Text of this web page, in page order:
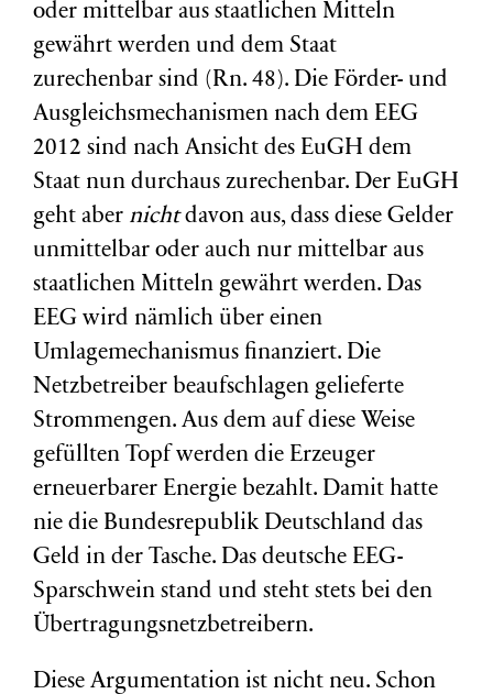
oder mittelbar aus staatlichen Mitteln
gewährt werden und dem Staat
zurechenbar sind (Rn. 48). Die Förder- und
Ausgleichsmechanismen nach dem EEG
2012 sind nach Ansicht des EuGH dem
Staat nun durchaus zurechenbar. Der EuGH
geht aber nichtdavon aus, dass diese Gelder
unmittelbar oder auch nur mittelbar aus
staatlichen Mitteln gewährt werden. Das
EEG wird nämlich über einen
Umlagemechanismus finanziert. Die
Netzbetreiber beaufschlagen gelieferte
Strommengen. Aus dem auf diese Weise
gefüllten Topf werden die Erzeuger
erneuerbarer Energie bezahlt. Damit hatte
nie die Bundesrepublik Deutschland das
Geld in der Tasche. Das deutsche EEG-
Sparschwein stand und steht stets bei den
Übertragungsnetzbetreibern.
Diese Argumentation ist nicht neu. Schon